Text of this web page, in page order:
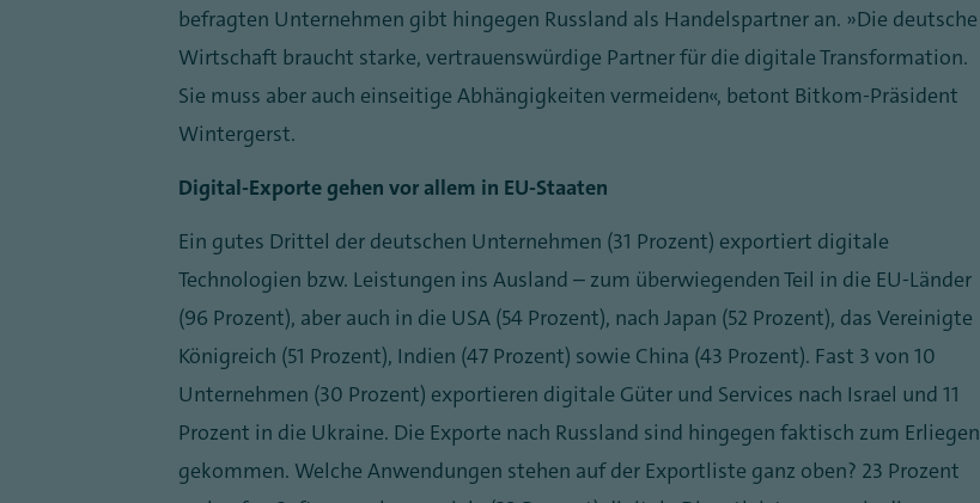
befragten Unternehmen gibt hingegen Russland als Handelspartner an. „Die deutsche
Wirtschaft braucht starke, vertrauenswürdige Partner für die digitale Transformation.
Sie muss aber auch einseitige Abhängigkeiten vermeiden“, betont Bitkom-Präsident
Wintergerst.
Digital-Exporte gehen vor allem in EU-Staaten
Ein gutes Drittel der deutschen Unternehmen (31 Prozent) exportiert digitale
Technologien bzw. Leistungen ins Ausland – zum überwiegenden Teil in die EU-Länder
(96 Prozent), aber auch in die USA (54 Prozent), nach Japan (52 Prozent), das Vereinigte
Königreich (51 Prozent), Indien (47 Prozent) sowie China (43 Prozent). Fast 3 von 10
Unternehmen (30 Prozent) exportieren digitale Güter und Services nach Israel und 11
Prozent in die Ukraine. Die Exporte nach Russland sind hingegen faktisch zum Erliegen
gekommen. Welche Anwendungen stehen auf der Exportliste ganz oben? 23 Prozent